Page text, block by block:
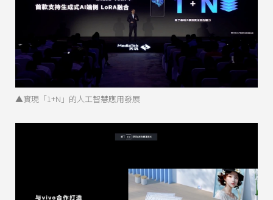
▲實現「1+N」的人工智慧應用發展